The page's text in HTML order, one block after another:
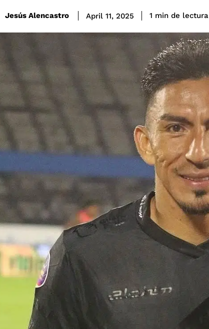
Jesús Alencastro April 11, 2025 1 min de lectura